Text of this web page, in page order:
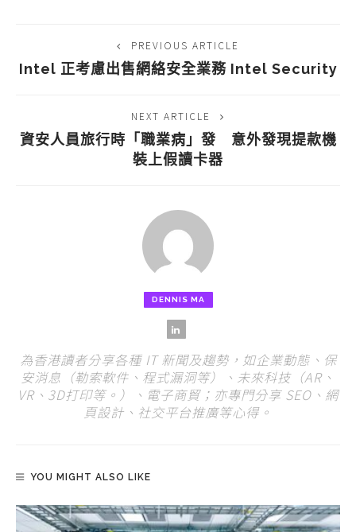
PREVIOUS ARTICLE
Intel 正考慮出售網絡安全業務 Intel Security
NEXT ARTICLE
資安人員旅行時「職業病」發 意外發現提款機
裝上假讀卡器
DENNIS MA
為香港讀者分享各種 IT 新聞及趨勢，如企業動態、保
安消息（勒索軟件、程式漏洞等）、未來科技（AR、
VR、3D打印等。）、電子商貿；亦專門分享 SEO、網
頁設計、社交平台推廣等心得。
YOU MIGHT ALSO LIKE